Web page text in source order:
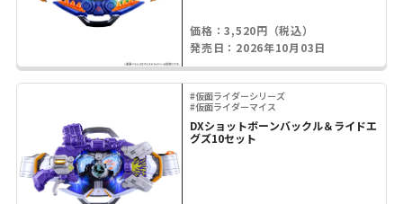
価格：3,520円（税込）
発売日：2026年10月03日
#仮面ライダーシリーズ
#仮面ライダーマイス
DXショットボーンバックル＆ライドエ
グズ10セット